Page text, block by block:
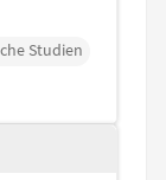
Studien